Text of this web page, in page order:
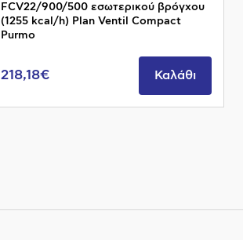
FCV22/900/500 εσωτερικού βρόγχου
(1255 kcal/h) Plan Ventil Compact
Purmo
218,18€ Καλάθι